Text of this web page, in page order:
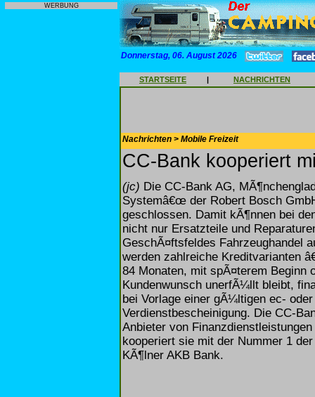
WERBUNG
Donnerstag, 06. August 2026
STARTSEITE | NACHRICHTEN
Nachrichten > Mobile Freizeit
CC-Bank kooperiert
(jc) Die CC-Bank AG,
Systemâ€œ der Robert Bosch
geschlossen. Damit kÃ¶nnen bei
nicht nur Ersatzteile und
GeschÃ¤ftsfeldes Fahrzeughandel
werden zahlreiche Kreditvarianten
84 Monaten, mit spÃ¤terem Beginn
Kundenwunsch unerfÃ¼llt bleibt,
bei Vorlage einer gÃ¼ltigen ec-
Verdienstbescheinigung. Die CC-
Anbieter von
kooperiert sie mit der Nummer 1
KÃ¶lner AKB Bank.